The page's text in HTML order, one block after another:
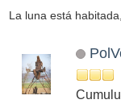
La luna está